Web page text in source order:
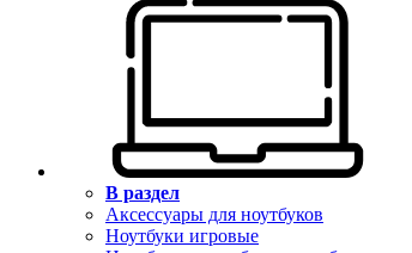
В раздел
Аксессуары для ноутбуков
Ноутбуки игровые